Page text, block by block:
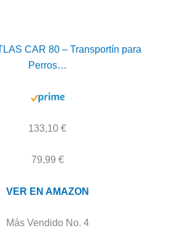
CAR 80 – Transportín para
Perros…
133,10 €
79,99 €
VER EN AMAZON
Más Vendido No. 4